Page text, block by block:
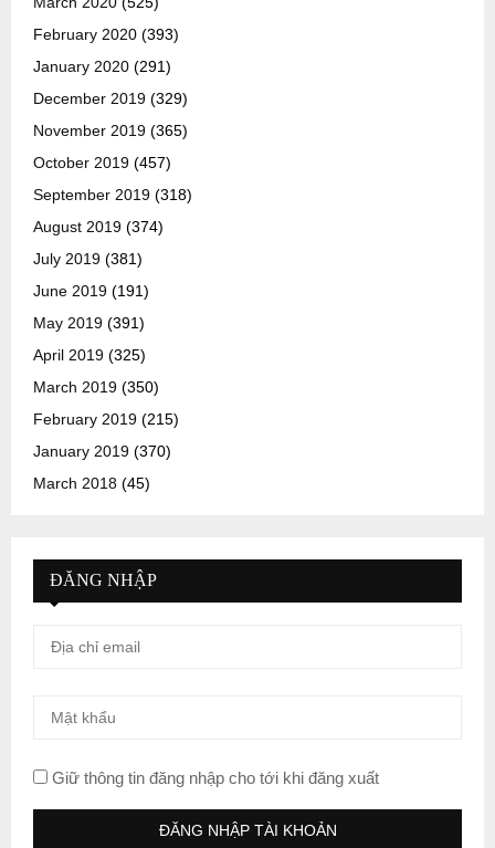
February 2020 (393)
January 2020 (291)
December 2019 (329)
November 2019 (365)
October 2019 (457)
September 2019 (318)
August 2019 (374)
July 2019 (381)
June 2019 (191)
May 2019 (391)
April 2019 (325)
March 2019 (350)
February 2019 (215)
January 2019 (370)
March 2018 (45)
ĐĂNG NHẬP
Giữ thông tin đăng nhập cho tới khi đăng xuất